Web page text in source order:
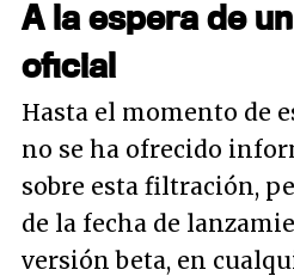
A la espera de
oficial
Hasta el momento de
no se ha ofrecido
sobre esta filtración,
de la fecha de
versión beta, en